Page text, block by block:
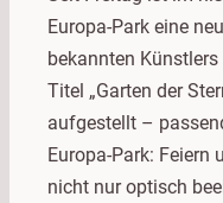
Europa-Park eine
bekannten
Titel „Garten der
aufgestellt –
Europa-Park: Feiern
nicht nur optisch